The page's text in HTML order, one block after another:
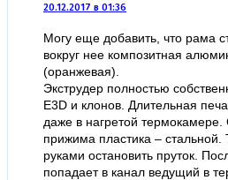
20.12.2017 в 01:36
Могу еще добавить, что рама
вокруг нее композитная
(оранжевая).
Экструдер полностью
E3D и клонов. Длительная
даже в нагретой
прижима пластика – стальной.
руками остановить пруток.
попадает в канал ведущий в